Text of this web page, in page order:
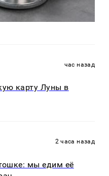
час назад
карту Луны в
2 часа назад
мы едим её